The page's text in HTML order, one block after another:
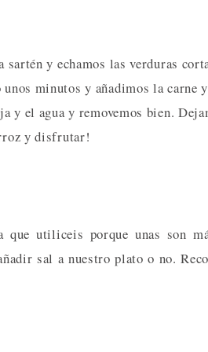
sartén y echamos las verduras
minutos y añadimos la carne
y el agua y removemos bien.
y disfrutar!
utiliceis porque unas son
sal a nuestro plato o no.